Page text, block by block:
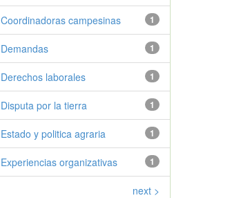
1
Coordinadoras campesinas
1
Demandas
1
Derechos laborales
1
Disputa por la tierra
1
Estado y politica agraria
1
Experiencias organizativas
next >